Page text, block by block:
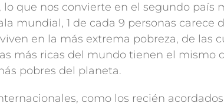
lo que nos convierte en el segundo país
mundial, 1 de cada 9 personas carece
en la más extrema pobreza, de las
más ricas del mundo tienen el mismo
pobres del planeta.
como los recién acordados